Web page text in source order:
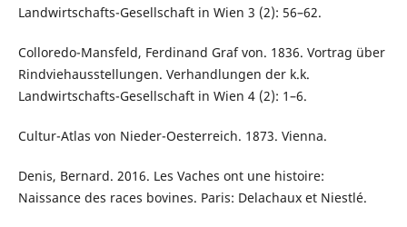
Landwirtschafts-Gesellschaft in Wien 3 (2): 56–62.
Colloredo-Mansfeld, Ferdinand Graf von. 1836. Vortrag über
Rindviehausstellungen. Verhandlungen der k.k.
Landwirtschafts-Gesellschaft in Wien 4 (2): 1–6.
Cultur-Atlas von Nieder-Oesterreich. 1873. Vienna.
Denis, Bernard. 2016. Les Vaches ont une histoire:
Naissance des races bovines. Paris: Delachaux et Niestlé.